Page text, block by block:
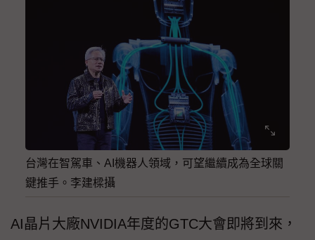
台灣在智駕車、AI機器人領域，可望繼續成為全球關
鍵推手。李建樑攝
AI晶片大廠NVIDIA年度的GTC大會即將到來，